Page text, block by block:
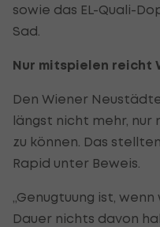
sowie das EL-Quali-
Sad.
Nur mitspielen reicht
Den Wiener
längst nicht mehr,
zu können. Das
Rapid unter Beweis.
„Genugtuung ist,
Dauer nichts davon